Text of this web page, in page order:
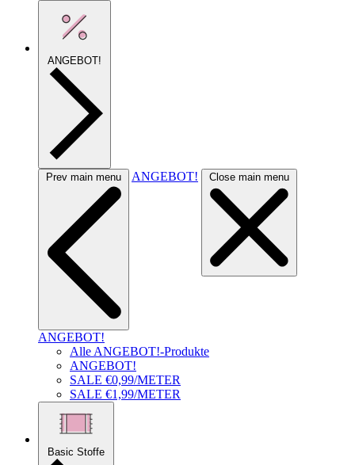
ANGEBOT!
Prev main menu ANGEBOT! Close main menu
ANGEBOT!
Alle ANGEBOT!-Produkte
ANGEBOT!
SALE €0,99/METER
SALE €1,99/METER
Basic Stoffe